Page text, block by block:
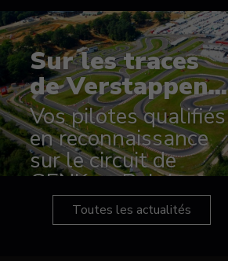
Sur les traces
de Verstappen...
Vos pilotes qualifiés
en reconnaissance
sur le circuit de
GENK en Belgique
Toutes les actualités